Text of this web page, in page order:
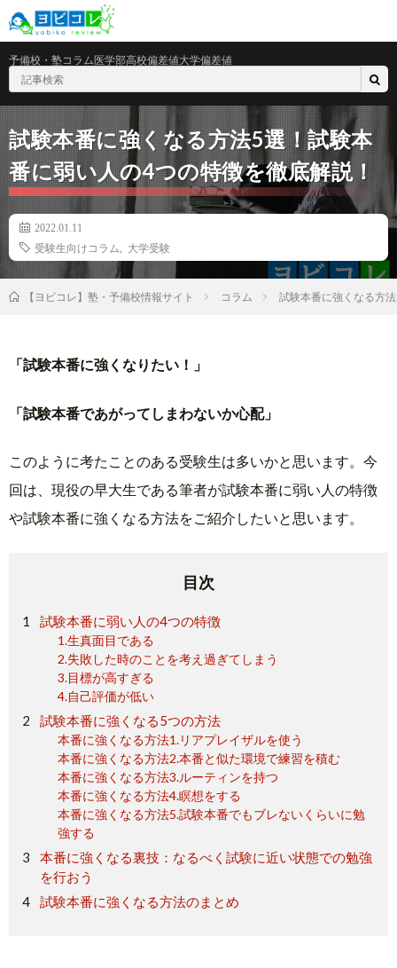
予備校・塾コラム医学部高校偏差値大学偏差値
試験本番に強くなる方法5選！試験本
番に弱い人の4つの特徴を徹底解説！
2022.01.11
受験生向けコラム
大学受験
【ヨビコレ】塾・予備校情報サイト コラム 試験本番に強くなる方
「試験本番に強くなりたい！」
「試験本番であがってしまわないか心配」
このように考たことのある受験生は多いかと思います。今
回は、現役の早大生である筆者が試験本番に弱い人の特徴
や試験本番に強くなる方法をご紹介したいと思います。
目次
試験本番に弱い人の4つの特徴
1.生真面目である
2.失敗した時のことを考え過ぎてしまう
3.目標が高すぎる
4.自己評価が低い
試験本番に強くなる5つの方法
本番に強くなる方法1.リアプレイザルを使う
本番に強くなる方法2.本番と似た環境で練習を積む
本番に強くなる方法3.ルーティンを持つ
本番に強くなる方法4.瞑想をする
本番に強くなる方法5.試験本番でもブレないくらいに勉
強する
本番に強くなる裏技：なるべく試験に近い状態での勉強
を行おう
試験本番に強くなる方法のまとめ